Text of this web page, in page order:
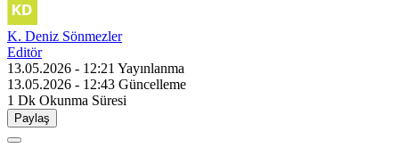
K. Deniz Sönmezler
Editör
13.05.2026 - 12:21 Yayınlanma
13.05.2026 - 12:43 Güncelleme
1 Dk Okunma Süresi
Paylaş